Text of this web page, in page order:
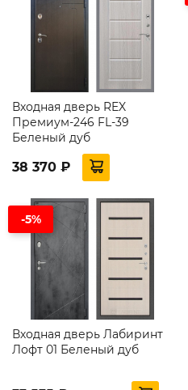
Входная дверь REX
Премиум-246 FL-39
Беленый дуб
38 370 ₽
-5%
Входная дверь Лабиринт
Лофт 01 Беленый дуб